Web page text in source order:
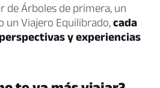
de Árboles de primera, un
un Viajero Equilibrado,cada
y experiencias